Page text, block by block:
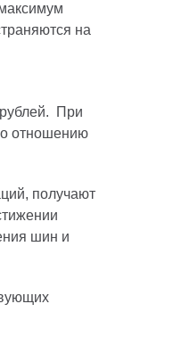
на
При
отношению
получают
шин и